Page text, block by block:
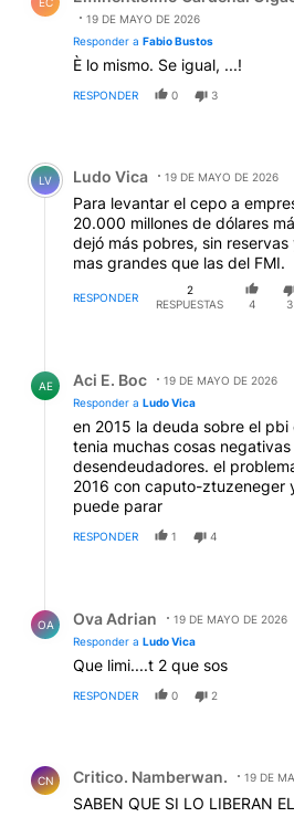
EC
19 DE MAYO DE 2026
Responder a Fabio Bustos
È lo mismo. Se igual, ...!
RESPONDER 0 3
Comentario de Ludo Vica.
LV Ludo Vica 19 DE MAYO DE 2026
Para levantar el cepo a
20.000 millones de dólares
dejó más pobres, sin
mas grandes que las del FMI.
RESPONDER
2
RESPUESTAS
4 3
AE Aci E. Boc
19 DE MAYO DE 2026
Responder a Ludo Vica
en 2015 la deuda sobre el pbi
tenia muchas cosas
desendeudadores. el
2016 con caputo-ztuzeneger
puede parar
RESPONDER 1 4
OA Ova Adrian
19 DE MAYO DE 2026
Responder a Ludo Vica
Que limi....t 2 que sos
RESPONDER 0 2
CN Critico. Namberwan. 19 DE
SABEN QUE SI LO LIBERAN